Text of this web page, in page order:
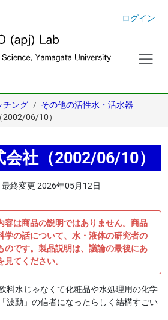
ログイン
チング
その他の活性水・活水器
06/10）
社（2002/06/10）
最終変更 2026年05月12日
容は商品の説明ではありません。商品
学の話について、水・液体の研究者の
のです。製品説明は、議論の最後にあ
てください。
料水じゃなくて化粧品や水処理用の化学
波動」の信者になったらしく結構すごい